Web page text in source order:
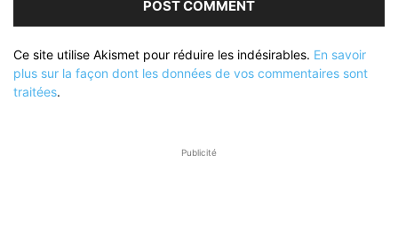
Ce site utilise Akismet pour réduire les indésirables. En savoir
plus sur la façon dont les données de vos commentaires sont
traitées.
Publicité